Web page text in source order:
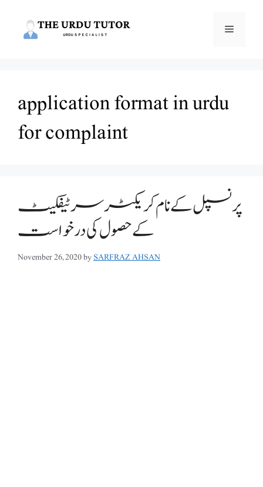
Menu
application format in urdu
for complaint
پرنسپل کے نام کریکٹر سرٹیفکیٹ
کے حصول کی درخواست
November 26, 2020bySARFRAZ AHSAN